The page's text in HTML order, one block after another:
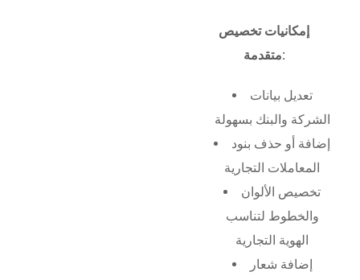
إمكانيات تخصيص
متقدمة:
تعديل بيانات
الشركة والبنك بسهولة
إضافة أو حذف بنود
المعاملات التجارية
تخصيص الألوان
والخطوط لتناسب
الهوية التجارية
إضافة شعار